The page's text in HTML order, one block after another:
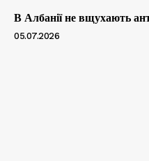
В Албанії не вщухають
05.07.2026